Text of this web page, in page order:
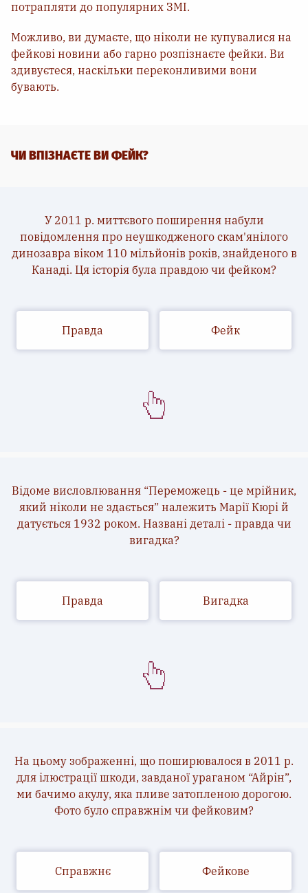
потрапляти до популярних ЗМІ.
Можливо, ви думаєте, що ніколи не купувалися на
фейкові новини або гарно розпізнаєте фейки. Ви
здивуєтеся, наскільки переконливими вони
бувають.
ЧИ ВПІЗНАЄТЕ ВИ ФЕЙК?
У 2011 р. миттєвого поширення набули
повідомлення про неушкодженого скам'янілого
динозавра віком 110 мільйонів років, знайденого в
Канаді. Ця історія була правдою чи фейком?
Правда Фейк
Відоме висловлювання “Переможець - це мрійник,
який ніколи не здається” належить Марії Кюрі й
датується 1932 роком. Названі деталі - правда чи
вигадка?
Правда Вигадка
На цьому зображенні, що поширювалося в 2011 р.
для ілюстрації шкоди, завданої ураганом “Айрін”,
ми бачимо акулу, яка пливе затопленою дорогою.
Фото було справжнім чи фейковим?
Справжнє Фейкове